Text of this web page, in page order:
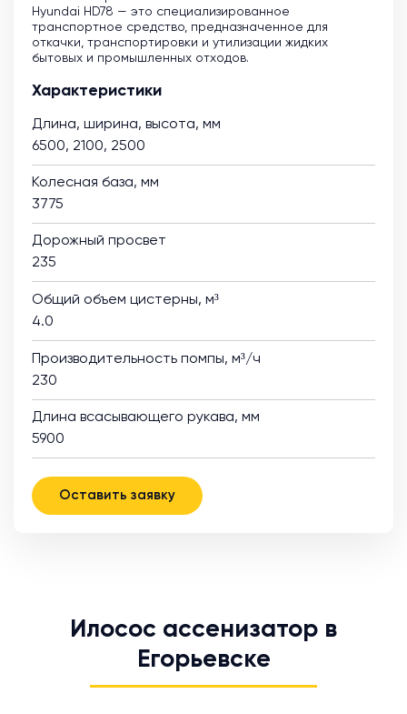
Hyundai HD78 — это специализированное
транспортное средство, предназначенное для
откачки, транспортировки и утилизации жидких
бытовых и промышленных отходов.
Характеристики
Длина, ширина, высота, мм
6500, 2100, 2500
Колесная база, мм
3775
Дорожный просвет
235
Общий объем цистерны, м³
4.0
Производительность помпы, м³/ч
230
Длина всасывающего рукава, мм
5900
Оставить заявку
Илосос ассенизатор в
Егорьевске